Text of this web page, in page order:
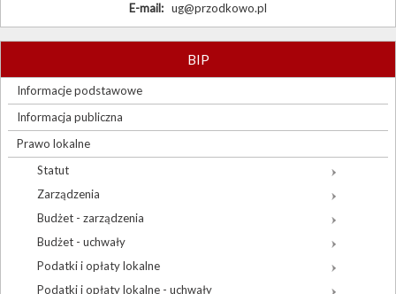
E-mail: ug@przodkowo.pl
BIP
Informacje podstawowe
Informacja publiczna
Prawo lokalne
Statut
Zarządzenia
Budżet - zarządzenia
Budżet - uchwały
Podatki i opłaty lokalne
Podatki i opłaty lokalne - uchwały